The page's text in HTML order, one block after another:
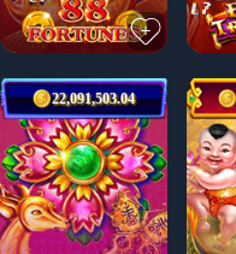
22,091,503.04